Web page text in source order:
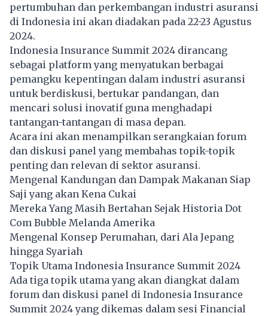
pertumbuhan dan perkembangan industri asuransi
di Indonesia ini akan diadakan pada 22-23 Agustus
2024.
Indonesia Insurance Summit 2024 dirancang
sebagai platform yang menyatukan berbagai
pemangku kepentingan dalam industri asuransi
untuk berdiskusi, bertukar pandangan, dan
mencari solusi inovatif guna menghadapi
tantangan-tantangan di masa depan.
Acara ini akan menampilkan serangkaian forum
dan diskusi panel yang membahas topik-topik
penting dan relevan di sektor asuransi.
Mengenal Kandungan dan Dampak Makanan Siap
Saji yang akan Kena Cukai
Mereka Yang Masih Bertahan Sejak Historia Dot
Com Bubble Melanda Amerika
Mengenal Konsep Perumahan, dari Ala Jepang
hingga Syariah
Topik Utama Indonesia Insurance Summit 2024
Ada tiga topik utama yang akan diangkat dalam
forum dan diskusi panel di Indonesia Insurance
Summit 2024 yang dikemas dalam sesi Financial